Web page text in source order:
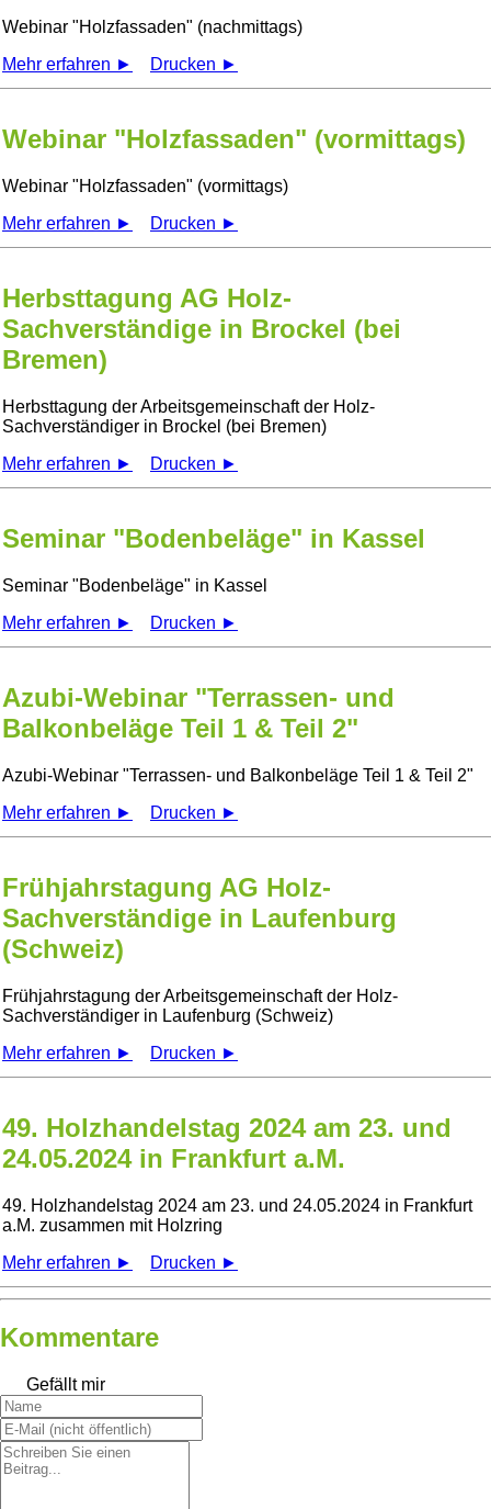
Webinar Holzfassaden
(nachmittags)
Mehr erfahren ►
Drucken ►
Webinar "Holzfassaden" (vormittags)
Webinar Holzfassaden
(vormittags)
Mehr erfahren ►
Drucken ►
Herbsttagung AG Holz-
Sachverständige in Brockel (bei
Bremen)
Herbsttagung der Arbeitsgemeinschaft der Holz-
Sachverständiger in Brockel (bei Bremen)
Mehr erfahren ►
Drucken ►
Seminar "Bodenbeläge" in Kassel
Seminar Bodenbeläge
in Kassel
Mehr erfahren ►
Drucken ►
Azubi-Webinar "Terrassen- und
Balkonbeläge Teil 1 & Teil 2"
Azubi-Webinar Terrassen- und Balkonbeläge Teil 1 & Teil 2
Mehr erfahren ►
Drucken ►
Frühjahrstagung AG Holz-
Sachverständige in Laufenburg
(Schweiz)
Frühjahrstagung der Arbeitsgemeinschaft der Holz-
Sachverständiger in Laufenburg (Schweiz)
Mehr erfahren ►
Drucken ►
49. Holzhandelstag 2024 am 23. und
24.05.2024 in Frankfurt a.M.
49. Holzhandelstag 2024 am 23. und 24.05.2024 in Frankfurt
a.M. zusammen mit Holzring
Mehr erfahren ►
Drucken ►
Kommentare
Gefällt mir